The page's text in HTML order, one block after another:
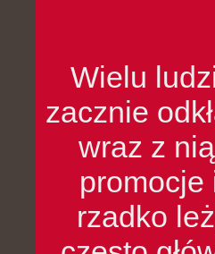
Wielu
zacznie
wraz z
rzadko